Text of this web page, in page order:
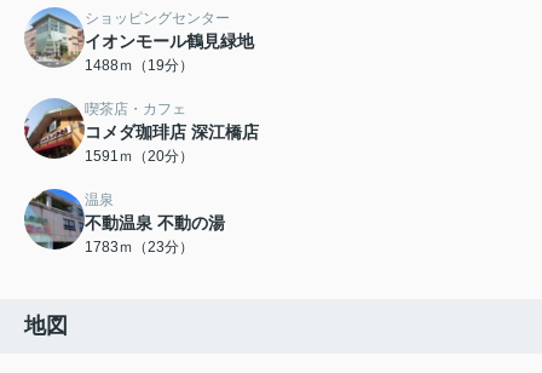
ショッピングセンター
イオンモール鶴見緑地
1488ｍ（19分）
喫茶店・カフェ
コメダ珈琲店 深江橋店
1591ｍ（20分）
温泉
不動温泉 不動の湯
1783ｍ（23分）
地図